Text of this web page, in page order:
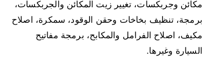
مكائن وجربكسات، تغيير زيت المكائن والجربكسات،
برمجة، تنظيف بخاخات وحقن الوقود، سمكرة، اصلاح
مكيف، اصلاح الفرامل والمكابح، برمجة مفاتيح
السيارة وغيرها.